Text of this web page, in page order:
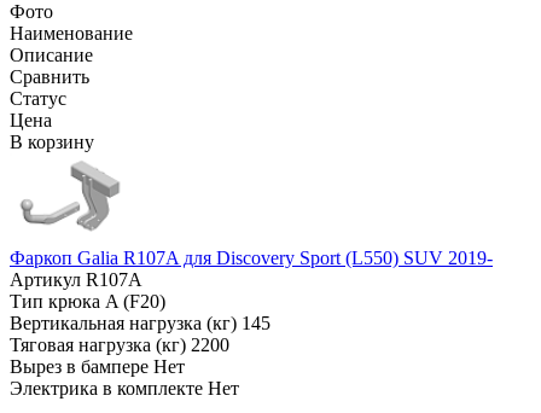
Фото
Наименование
Описание
Сравнить
Статус
Цена
В корзину
Фаркоп Galia R107A для Discovery Sport (L550) SUV 2019-
Артикул R107A
Тип крюка A (F20)
Вертикальная нагрузка (кг) 145
Тяговая нагрузка (кг) 2200
Вырез в бампере Нет
Электрика в комплекте Нет